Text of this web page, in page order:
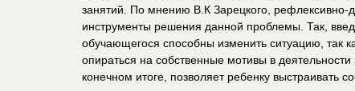
занятий. По мнению В.К Зарецкого, рефлексивно-
инструменты решения данной проблемы. Так,
обучающегося способны изменить ситуацию, так
опираться на собственные мотивы в деятельности
конечном итоге, позволяет ребенку выстраивать